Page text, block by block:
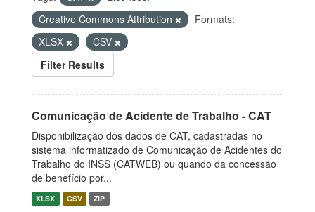
Creative Commons Attribution
Formats:
XLSX
CSV
Filter Results
Comunicação de Acidente de Trabalho - CAT
Disponibilização dos dados de CAT, cadastradas no
sistema informatizado de Comunicação de Acidentes do
Trabalho do INSS (CATWEB) ou quando da concessão
de benefício por...
XLSX CSV ZIP